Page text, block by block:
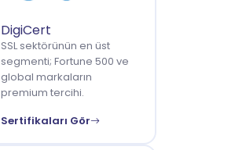
DigiCert
SSL sektörünün en üst
segmenti; Fortune 500 ve
global markaların
premium tercihi.
Sertifikaları Gör